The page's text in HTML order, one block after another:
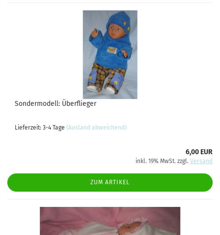
Sondermodell: Überflieger
Lieferzeit: 3-4 Tage (Ausland abweichend)
6,00 EUR
inkl. 19% MwSt. zzgl. Versand
ZUM ARTIKEL